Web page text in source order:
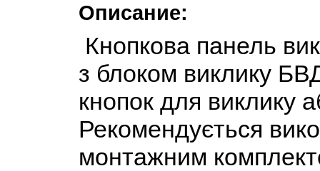
Описание:
Кнопкова панель
з блоком виклику
кнопок для виклику
Рекомендується
монтажним